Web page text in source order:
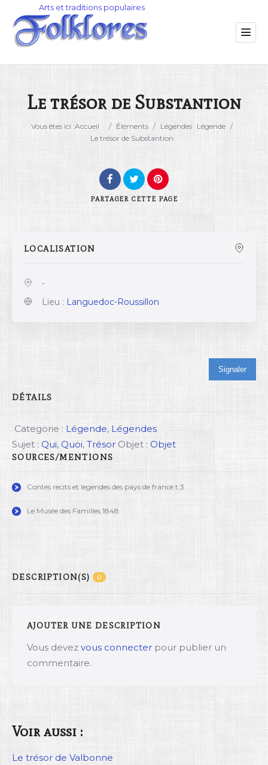
Catégorie
Le trésor de Substantion
Vous êtes ici :Accueil / Éléments / Légendes Légende /
Le trésor de Substantion
PARTAGER CETTE PAGE
LOCALISATION
-
Lieu : Languedoc-Roussillon
Signaler
DÉTAILS
Categorie : Légende, Légendes
Sujet : Qui, Quoi, Trésor Objet : Objet
SOURCES/MENTIONS
Contes recits et legendes des pays de france t.3
Le Musée des Familles 1848
DESCRIPTION(S) 0
AJOUTER UNE DESCRIPTION
Vous devez vous connecter pour publier un
commentaire.
Voir aussi :
Le trésor de Valbonne